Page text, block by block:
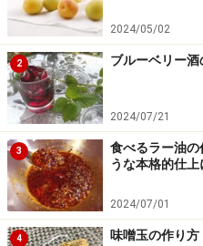
4
中身を取り出し、ラベ
熟成が終わり中身を取り出
澱が出ているときはコー
付のラベルを付けます。
2024/05/02
2 ブルーベリー
2024/07/21
3
食べるラー油の
うな本格的仕上
2024/07/01
4 味噌玉の作り方